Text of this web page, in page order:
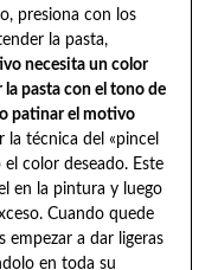
presiona con los
la pasta,
necesita un color
pasta con el tono de
patinar el motivo
la técnica del «pincel
color deseado. Este
en la pintura y luego
Cuando quede
empezar a dar ligeras
en toda su